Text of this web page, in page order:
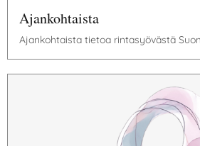
Ajankohtaista
Ajankohtaista tietoa rintasyövästä